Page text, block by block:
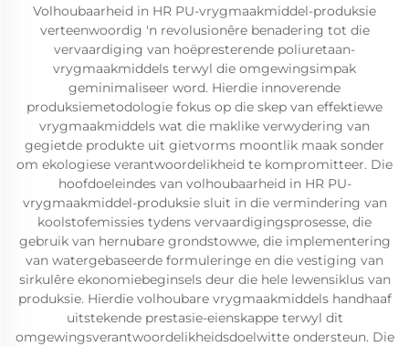
Volhoubaarheid in HR PU-vrygmaakmiddel-produksie
verteenwoordig 'n revolusionêre benadering tot die
vervaardiging van hoëpresterende poliuretaan-
vrygmaakmiddels terwyl die omgewingsimpak
geminimaliseer word. Hierdie innoverende
produksiemetodologie fokus op die skep van effektiewe
vrygmaakmiddels wat die maklike verwydering van
gegietde produkte uit gietvorms moontlik maak sonder
om ekologiese verantwoordelikheid te kompromitteer. Die
hoofdoeleindes van volhoubaarheid in HR PU-
vrygmaakmiddel-produksie sluit in die vermindering van
koolstofemissies tydens vervaardigingsprosesse, die
gebruik van hernubare grondstowwe, die implementering
van watergebaseerde formuleringe en die vestiging van
sirkulêre ekonomiebeginsels deur die hele lewensiklus van
produksie. Hierdie volhoubare vrygmaakmiddels handhaaf
uitstekende prestasie-eienskappe terwyl dit
omgewingsverantwoordelikheidsdoelwitte ondersteun. Die